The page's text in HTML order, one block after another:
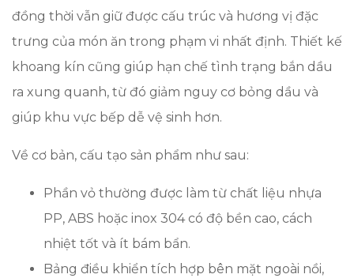
đồng thời vẫn giữ được cấu trúc và hương vị đặc
trưng của món ăn trong phạm vi nhất định. Thiết kế
khoang kín cũng giúp hạn chế tình trạng bắn dầu
ra xung quanh, từ đó giảm nguy cơ bỏng dầu và
giúp khu vực bếp dễ vệ sinh hơn.
Về cơ bản, cấu tạo sản phẩm như sau:
Phần vỏ thường được làm từ chất liệu nhựa
PP, ABS hoặc inox 304 có độ bền cao, cách
nhiệt tốt và ít bám bẩn.
Bảng điều khiển tích hợp bên mặt ngoài nồi,